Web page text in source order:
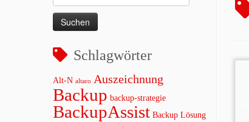
nach:
Schlagwörter
Alt-N altaro Auszeichnung
Backup backup-strategie
BackupAssist Backup Lösung